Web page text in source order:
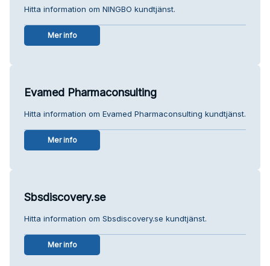
Hitta information om NINGBO kundtjänst.
Mer info
Evamed Pharmaconsulting
Hitta information om Evamed Pharmaconsulting kundtjänst.
Mer info
Sbsdiscovery.se
Hitta information om Sbsdiscovery.se kundtjänst.
Mer info